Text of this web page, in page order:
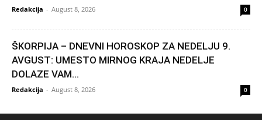
Redakcija - August 8, 2026 0
ŠKORPIJA – DNEVNI HOROSKOP ZA NEDELJU 9.
AVGUST: UMESTO MIRNOG KRAJA NEDELJE
DOLAZE VAM...
Redakcija - August 8, 2026 0